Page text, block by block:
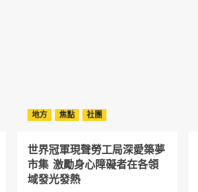
地方 焦點 社團
世界冠軍現聲勞工局深愛築夢
市集 激勵身心障礙者在各領
域發光發熱